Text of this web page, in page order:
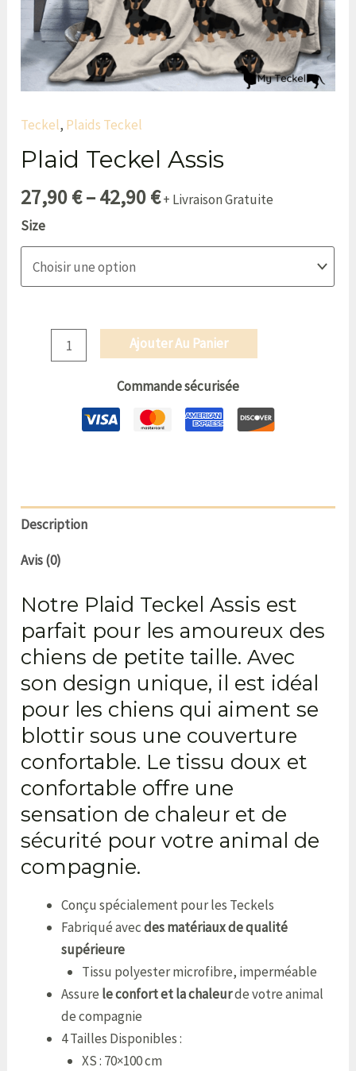
Teckel, Plaids Teckel
Plaid Teckel Assis
27,90€–42,90€+ Livraison Gratuite
Size
Ajouter Au Panier
Commande sécurisée
Description
Avis (0)
Notre Plaid Teckel Assis est
parfait pour les amoureux des
chiens de petite taille. Avec
son design unique, il est idéal
pour les chiens qui aiment se
blottir sous une couverture
confortable. Le tissu doux et
confortable offre une
sensation de chaleur et de
sécurité pour votre animal de
compagnie.
Conçu spécialement pour les Teckels
Fabriqué avecdes matériaux de qualité
supérieure
Tissu polyester microfibre, imperméable
Assure le confort et la chaleurde votre animal
de compagnie
4 Tailles Disponibles :
XS : 70×100 cm